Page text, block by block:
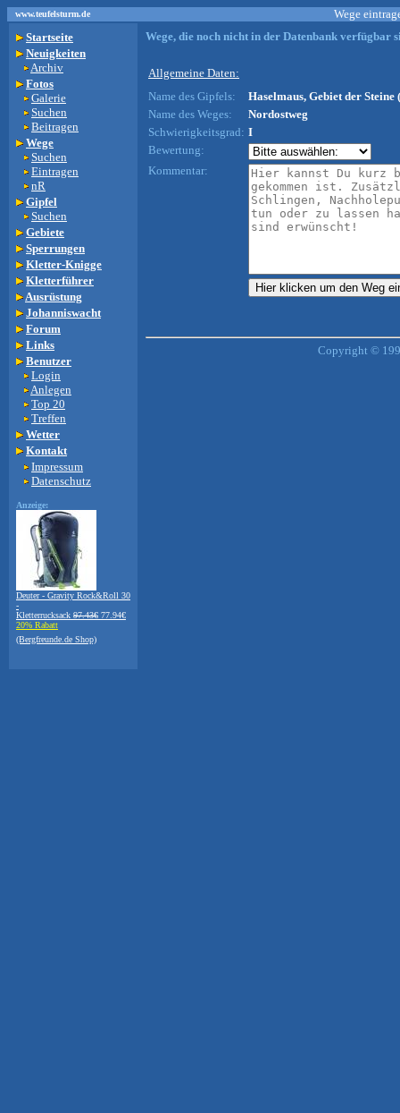
www.teufelsturm.de
Wege
Startseite
Neuigkeiten
Archiv
Fotos
Galerie
Suchen
Beitragen
Wege
Suchen
Eintragen
nR
Gipfel
Suchen
Gebiete
Sperrungen
Kletter-Knigge
Kletterführer
Ausrüstung
Johanniswacht
Forum
Links
Benutzer
Login
Anlegen
Top 20
Treffen
Wetter
Kontakt
Impressum
Datenschutz
Anzeige:
Deuter - Gravity Rock&Roll 30
-
Kletterrucksack 97.43€ 77.94€
20% Rabatt
(Bergfreunde.de Shop)
Wege, die noch nicht in der Datenbank verfügbar
Allgemeine Daten:
Name des Gipfels:
Haselmaus, Gebiet der Steine
Name des Weges:
Nordostweg
Schwierigkeitsgrad: I
Bewertung:
Kommentar:
Copyright ©